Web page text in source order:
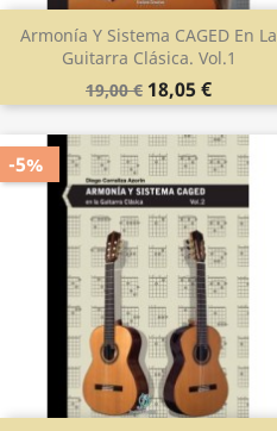
Armonía Y Sistema CAGED En La
Guitarra Clásica. Vol.1
19,00 € 18,05 €
-5%